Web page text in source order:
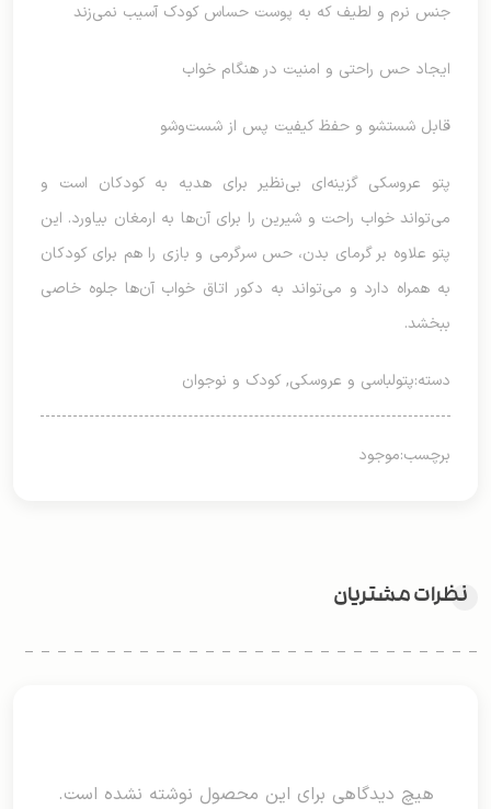
جنس نرم و لطیف که به پوست حساس کودک آسیب نمی‌زند
ایجاد حس راحتی و امنیت در هنگام خواب
قابل شستشو و حفظ کیفیت پس از شست‌وشو
پتو عروسکی گزینه‌ای بی‌نظیر برای هدیه به کودکان است و
می‌تواند خواب راحت و شیرین را برای آن‌ها به ارمغان بیاورد. این
پتو علاوه بر گرمای بدن، حس سرگرمی و بازی را هم برای کودکان
به همراه دارد و می‌تواند به دکور اتاق خواب آن‌ها جلوه خاصی
ببخشد.
دسته:پتولباسی و عروسکی,کودک و نوجوان
برچسب:موجود
نظرات مشتریان
هیچ دیدگاهی برای این محصول نوشته نشده است.